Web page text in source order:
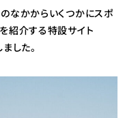
なかからいくつかにスポ
紹介する特設サイト
した。